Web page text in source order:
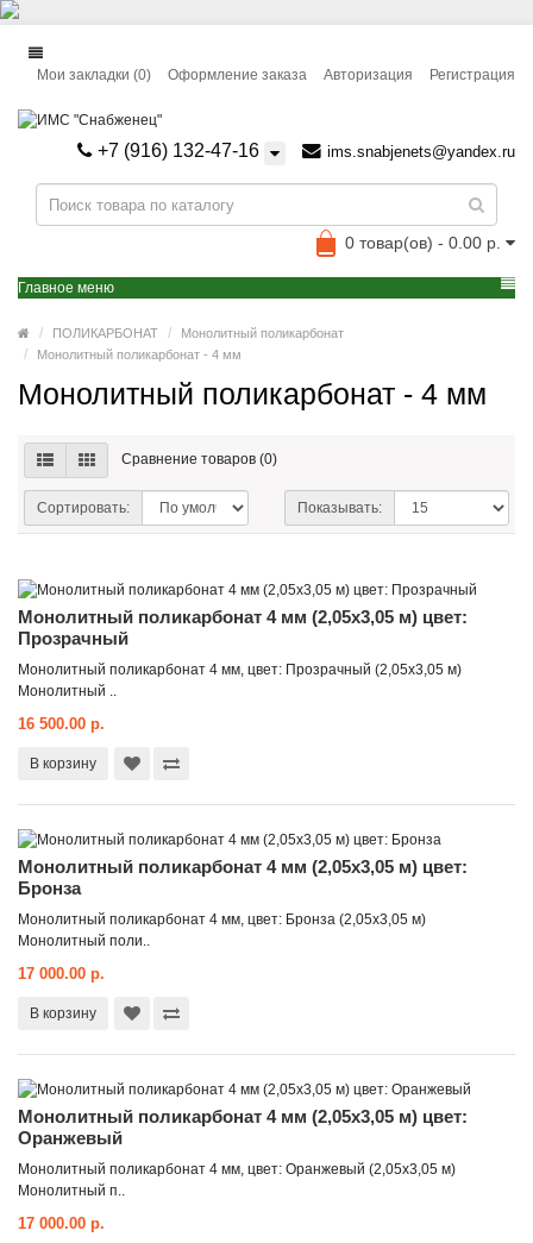
Авторизация Регистрация
Мои закладки (0) Оформление заказа
+7 (916) 132-47-16 ims.snabjenets@yandex.ru
0 товар(ов) - 0.00 р.
Главное меню
ПОЛИКАРБОНАТ
Монолитный поликарбонат
Монолитный поликарбонат - 4 мм
Монолитный поликарбонат - 4 мм
Сравнение товаров (0)
Сортировать: Показывать:
Монолитный поликарбонат 4 мм (2,05x3,05 м) цвет:
Прозрачный
Монолитный поликарбонат 4 мм, цвет: Прозрачный (2,05x3,05 м)
Монолитный ..
16 500.00 р.
В корзину
Монолитный поликарбонат 4 мм (2,05x3,05 м) цвет:
Бронза
Монолитный поликарбонат 4 мм, цвет: Бронза (2,05x3,05 м)
Монолитный поли..
17 000.00 р.
В корзину
Монолитный поликарбонат 4 мм (2,05x3,05 м) цвет:
Оранжевый
Монолитный поликарбонат 4 мм, цвет: Оранжевый (2,05x3,05 м)
Монолитный п..
17 000.00 р.